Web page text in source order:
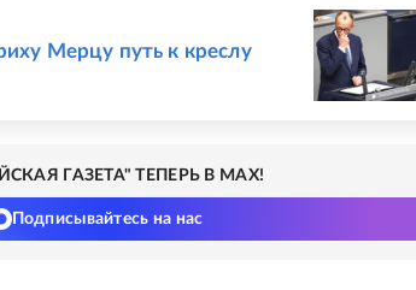
Мерцу путь к креслу
ГАЗЕТА" ТЕПЕРЬ В MAX!
Подписывайтесь на нас